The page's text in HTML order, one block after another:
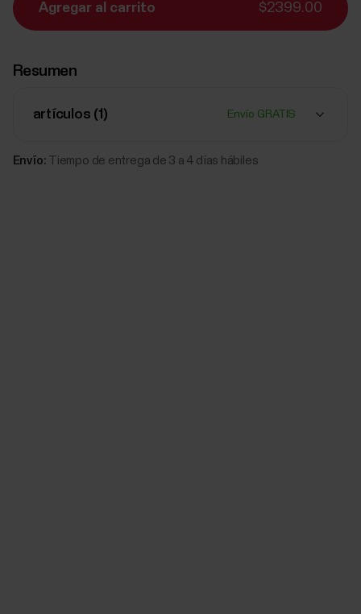
Agregar al carrito $2399.00
Resumen
artículos (1 ) Envío GRATIS
Envío: Tiempo de entrega de 3 a 4 días hábiles